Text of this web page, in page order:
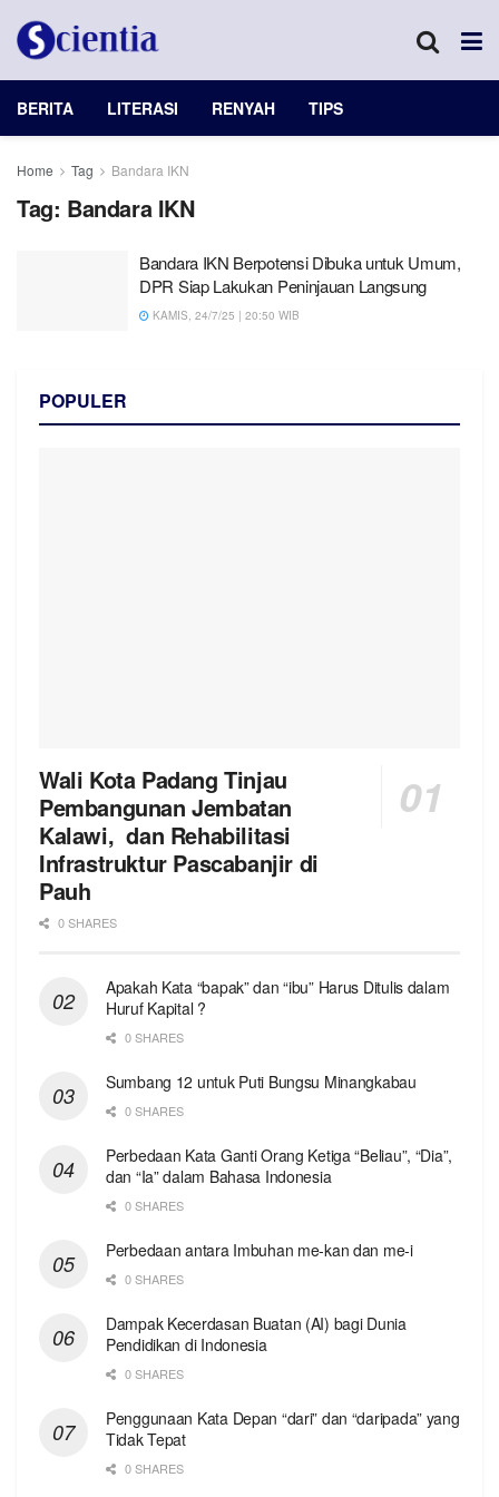
BERITA LITERASI RENYAH TIPS
Home Tag Bandara IKN
Tag: Bandara IKN
Bandara IKN Berpotensi Dibuka untuk Umum,
DPR Siap Lakukan Peninjauan Langsung
KAMIS, 24/7/25 | 20:50 WIB
POPULER
Wali Kota Padang Tinjau
Pembangunan Jembatan
Kalawi, dan Rehabilitasi
Infrastruktur Pascabanjir di
Pauh
0 SHARES
Apakah Kata “bapak” dan “ibu” Harus Ditulis dalam
Huruf Kapital ?
0 SHARES
Sumbang 12 untuk Puti Bungsu Minangkabau
0 SHARES
Perbedaan Kata Ganti Orang Ketiga “Beliau”, “Dia”,
dan “Ia” dalam Bahasa Indonesia
0 SHARES
Perbedaan antara Imbuhan me-kan dan me-i
0 SHARES
Dampak Kecerdasan Buatan (AI) bagi Dunia
Pendidikan di Indonesia
0 SHARES
Penggunaan Kata Depan “dari” dan “daripada” yang
Tidak Tepat
0 SHARES